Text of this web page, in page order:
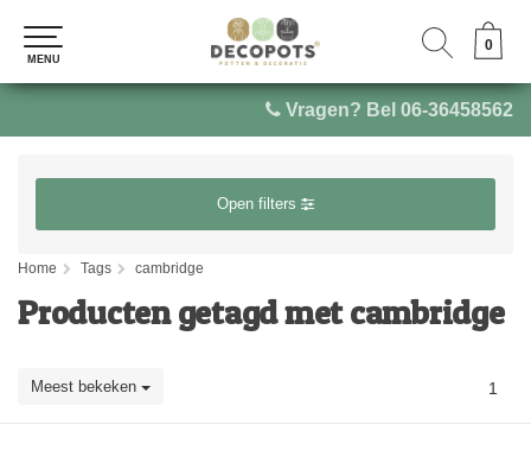
Vragen? Bel 06-36458562
0
MENU
0
MENU
Open filters
Home Tags cambridge
Producten getagd met cambridge
Meest bekeken 1